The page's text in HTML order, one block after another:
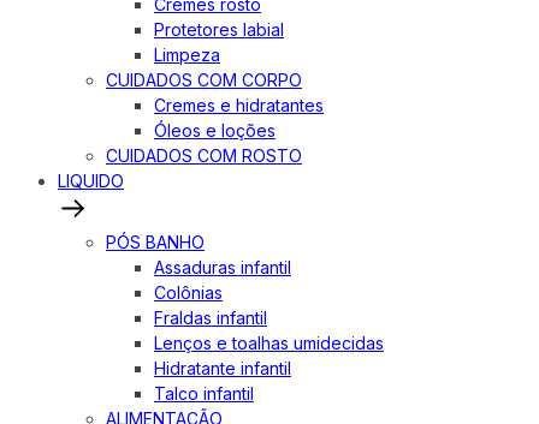
Cremes rosto
Protetores labial
Limpeza
CUIDADOS COM CORPO
Cremes e hidratantes
Óleos e loções
CUIDADOS COM ROSTO
LIQUIDO
PÓS BANHO
Assaduras infantil
Colônias
Fraldas infantil
Lenços e toalhas umidecidas
Hidratante infantil
Talco infantil
ALIMENTAÇÃO